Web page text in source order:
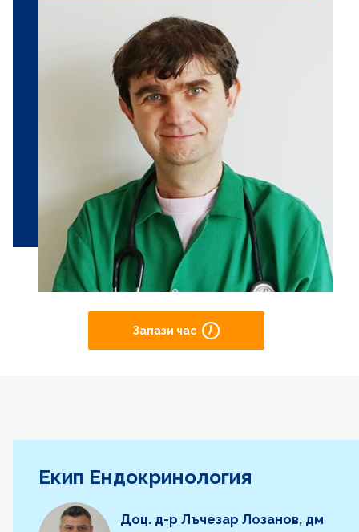
Запази час
Екип Ендокринология
Доц. д-р Лъчезар Лозанов, дм